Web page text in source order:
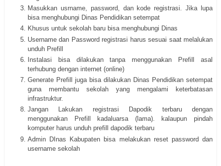
Masukkan usrname, password, dan kode registrasi. Jika lupa
bisa menghubungi Dinas Pendidikan setempat
Khusus untuk sekolah baru bisa menghubungi Dinas
Username dan Password registrasi harus sesuai saat melalukan
unduh Prefill
Instalasi bisa dilakukan tanpa menggunakan Prefill asal
terhubung dengan internet (online)
Generate Prefill juga bisa dilakukan Dinas Pendidikan setempat
guna membantu sekolah yang mengalami keterbatasan
infrastruktur.
Jangan Lakukan registrasi Dapodik terbaru dengan
menggunakan Prefill kadaluarsa (lama). kalaupun pindah
komputer harus unduh prefill dapodik terbaru
Admin DInas Kabupaten bisa melakukan reset password dan
username sekolah